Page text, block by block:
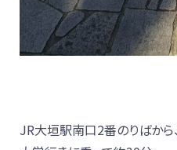
JR大垣駅南口2番のりばか